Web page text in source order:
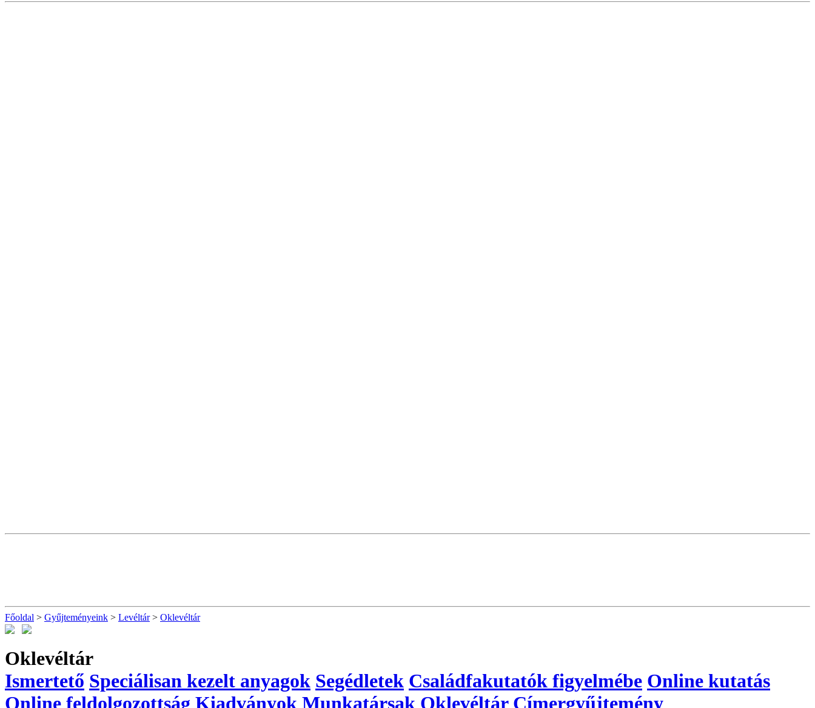
Főoldal > Gyűjteményeink > Levéltár> Oklevéltár
Oklevéltár
Ismertető Speciálisan kezelt anyagok Segédletek Családfakutatók figyelmébe Online kutatás
Online feldolgozottság Kiadványok Munkatársak Oklevéltár Címergyűjtemény